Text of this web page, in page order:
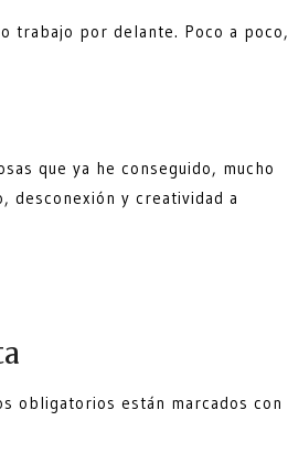
trabajo por delante. Poco a poco,
que ya he conseguido, mucho
desconexión y creatividad a
obligatorios están marcados con